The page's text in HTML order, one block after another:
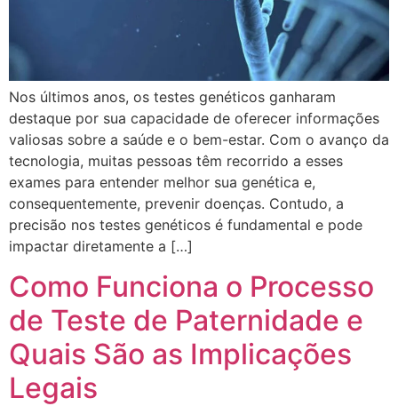
Nos últimos anos, os testes genéticos ganharam
destaque por sua capacidade de oferecer informações
valiosas sobre a saúde e o bem-estar. Com o avanço da
tecnologia, muitas pessoas têm recorrido a esses
exames para entender melhor sua genética e,
consequentemente, prevenir doenças. Contudo, a
precisão nos testes genéticos é fundamental e pode
impactar diretamente a […]
Como Funciona o Processo
de Teste de Paternidade e
Quais São as Implicações
Legais